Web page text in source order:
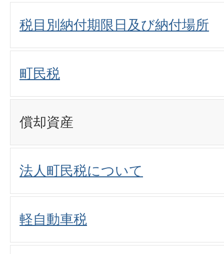
税目別納付期限日及び納付場所
町民税
償却資産
法人町民税について
軽自動車税